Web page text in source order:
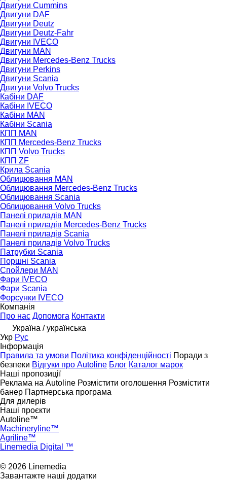
Двигуни Cummins
Двигуни DAF
Двигуни Deutz
Двигуни Deutz-Fahr
Двигуни IVECO
Двигуни MAN
Двигуни Mercedes-Benz Trucks
Двигуни Perkins
Двигуни Scania
Двигуни Volvo Trucks
Кабіни DAF
Кабіни IVECO
Кабіни MAN
Кабіни Scania
КПП MAN
КПП Mercedes-Benz Trucks
КПП Volvo Trucks
КПП ZF
Крила Scania
Облицювання MAN
Облицювання Mercedes-Benz Trucks
Облицювання Scania
Облицювання Volvo Trucks
Панелі приладів MAN
Панелі приладів Mercedes-Benz Trucks
Панелі приладів Scania
Панелі приладів Volvo Trucks
Патрубки Scania
Поршні Scania
Спойлери MAN
Фари IVECO
Фари Scania
Форсунки IVECO
Компанія
Про нас Допомога Контакти
Україна / українська
Укр Рус
Інформація
Правила та умови Політика конфіденційності Поради з
безпеки Відгуки про Autoline Блог Каталог марок
Наші пропозиції
Реклама на Autoline Розмістити оголошення Розмістити
банер Партнерська програма
Для дилерів
Наші проєкти
Autoline™
Machineryline™
Agriline™
Linemedia Digital ™
© 2026 Linemedia
Завантажте наші додатки